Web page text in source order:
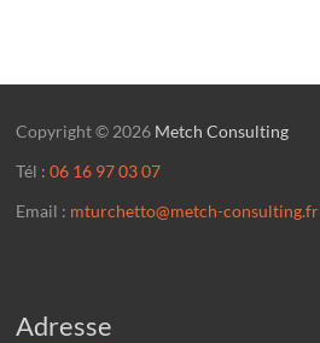
Copyright © 2026 Metch Consulting
Tél :06 16 97 03 07
Email : mturchetto@metch-consulting.fr
Adresse